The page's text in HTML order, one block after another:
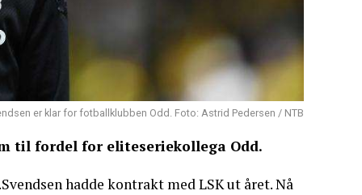
er klar for fotballklubben Odd. Foto: Astrid Pedersen / NTB
til fordel for eliteseriekollega Odd.
hadde kontrakt med LSK ut året. Nå